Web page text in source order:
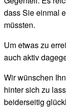
dass Sie einmal
müssten.
Um etwas zu
auch aktiv
Wir wünschen
hinter sich zu
beiderseitig